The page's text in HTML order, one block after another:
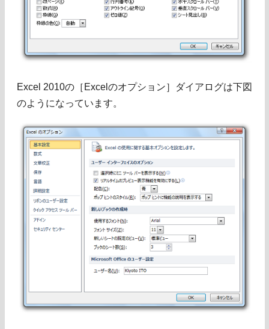
Excel 2010の［Excelのオプション］ダイアログは下図
のようになっています。